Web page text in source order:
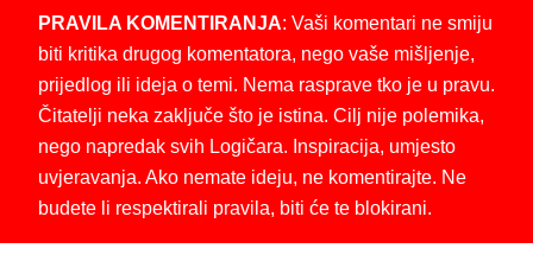
PRAVILA KOMENTIRANJA: Vaši komentari ne smiju
biti kritika drugog komentatora, nego vaše mišljenje,
prijedlog ili ideja o temi. Nema rasprave tko je u pravu.
Čitatelji neka zaključe što je istina. Cilj nije polemika,
nego napredak svih Logičara. Inspiracija, umjesto
uvjeravanja. Ako nemate ideju, ne komentirajte. Ne
budete li respektirali pravila, biti će te blokirani.